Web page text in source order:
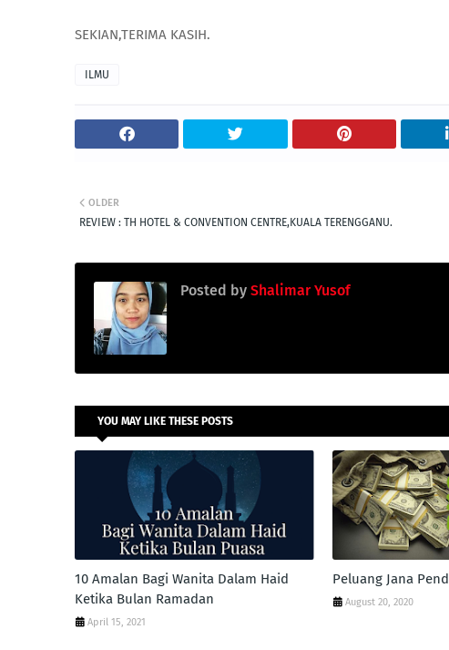
SEKIAN,TERIMA KASIH.
ILMU
OLDER
REVIEW : TH HOTEL & CONVENTION CENTRE,KUALA TERENGGANU.
Posted by Shalimar Yusof
YOU MAY LIKE THESE POSTS
10 Amalan Bagi Wanita Dalam Haid
Ketika Bulan Ramadan
April 15, 2021
Peluang Jana
August 20, 2020